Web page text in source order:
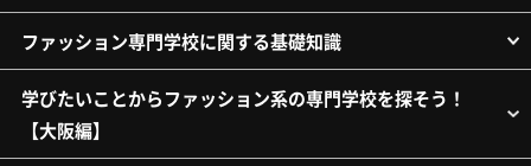
ファッション専門学校に関する基礎知識
学びたいことからファッション系の専門学校を探そう！
【大阪編】